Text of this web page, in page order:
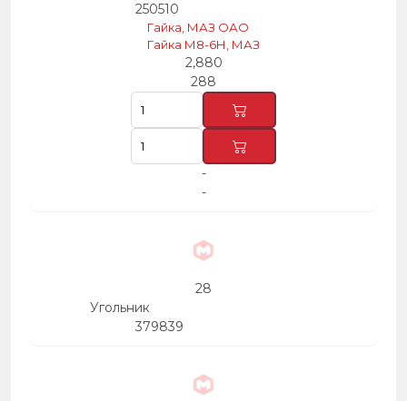
250510
Гайка, МАЗ ОАО
Гайка М8-6Н, МАЗ
2,880
288
-
-
28
Угольник
379839